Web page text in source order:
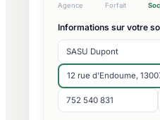
Agence Forfait
Informations sur votre
SASU Dupont
12 rue d'Endoume,
752 540 831